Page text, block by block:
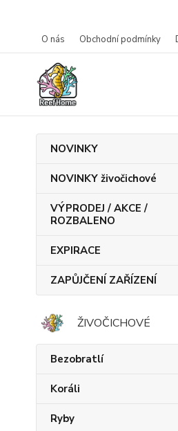
O nás Obchodní podmínky
NOVINKY
NOVINKY živočichové
VÝPRODEJ / AKCE /
ROZBALENO
EXPIRACE
ZAPŮJČENÍ ZAŘÍZENÍ
ŽIVOČICHOVÉ
Bezobratlí
Koráli
Ryby